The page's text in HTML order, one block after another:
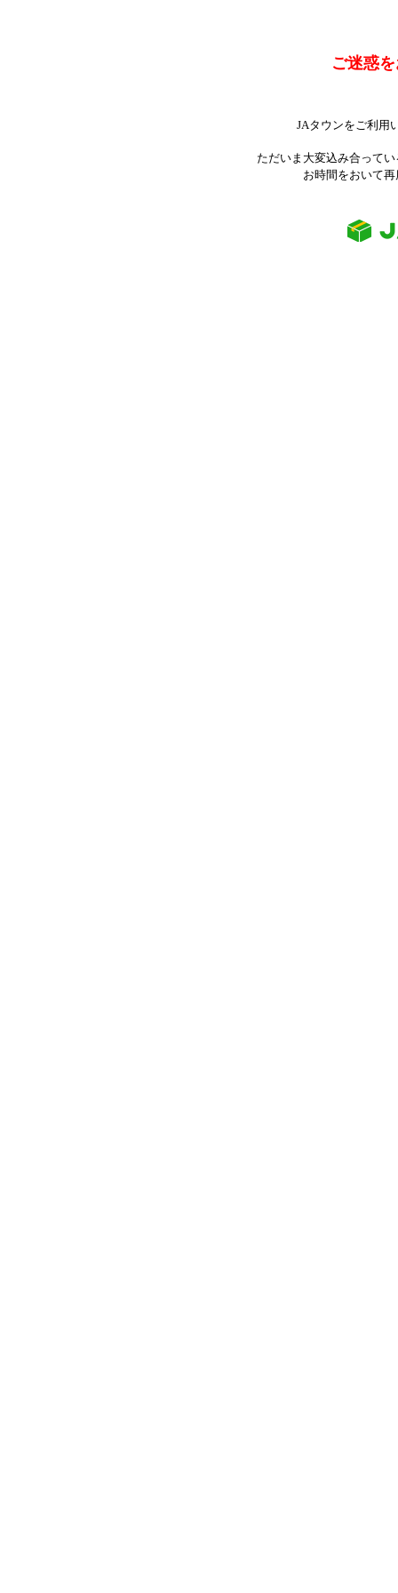
ご迷惑
JAタウンをご利用
ただいま大変込み合って
お時間をおいて